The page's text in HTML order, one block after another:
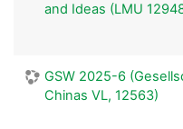
and Ideas (LMU
GSW 2025-6
Chinas VL, 12563)